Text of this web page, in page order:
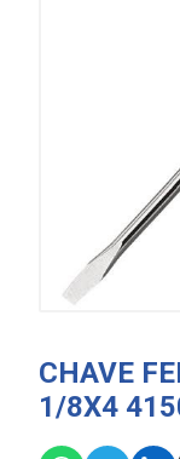
CHAVE
1/8X4